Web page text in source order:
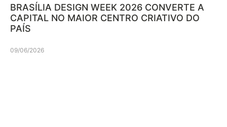
BRASÍLIA DESIGN WEEK 2026 CONVERTE A
CAPITAL NO MAIOR CENTRO CRIATIVO DO
PAÍS
09/06/2026